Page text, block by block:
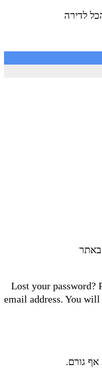
לדירה
Lost your password?
email address. You
גורם.